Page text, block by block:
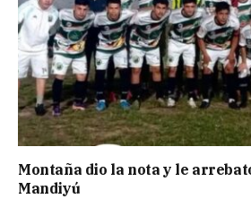
Montaña dio la nota y le
Mandiyú